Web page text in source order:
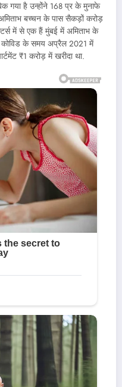
गया है उन्होंने 168 प्र के मुनाफे
बच्चन के पास सैकड़ों करोड़
में से एक हैं मुंबई में अमिताभ के
कोविड के समय अप्रैल 2021 में
₹1 करोड़ में खरीदा था.